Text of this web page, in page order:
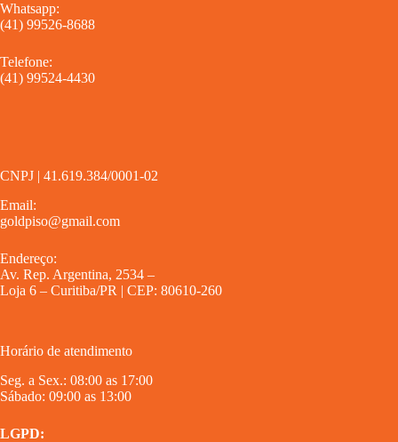
Whatsapp:
(41) 99526-8688
Telefone:
(41) 99524-4430
CNPJ | 41.619.384/0001-02
Email:
goldpiso@gmail.com
Endereço:
Av. Rep. Argentina, 2534 –
Loja 6 – Curitiba/PR | CEP: 80610-260
Horário de atendimento
Seg. a Sex.: 08:00 as 17:00
Sábado: 09:00 as 13:00
LGPD: